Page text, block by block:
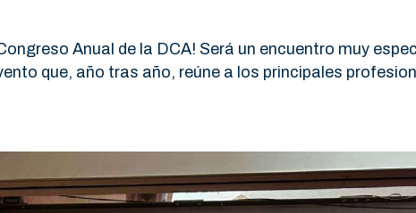
Anual de la DCA! Será un encuentro muy
que, año tras año, reúne a los principales